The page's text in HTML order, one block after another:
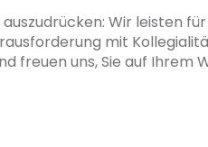
Wir leisten
mit
freuen uns, Sie auf